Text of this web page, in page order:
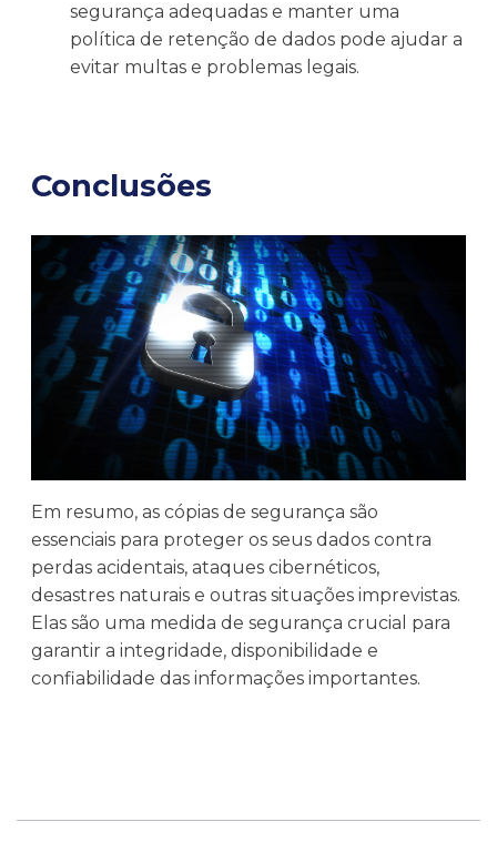
segurança adequadas e manter uma
política de retenção de dados pode ajudar a
evitar multas e problemas legais.
Conclusões
Em resumo, as cópias de segurança são
essenciais para proteger os seus dados contra
perdas acidentais, ataques cibernéticos,
desastres naturais e outras situações imprevistas.
Elas são uma medida de segurança crucial para
garantir a integridade, disponibilidade e
confiabilidade das informações importantes.